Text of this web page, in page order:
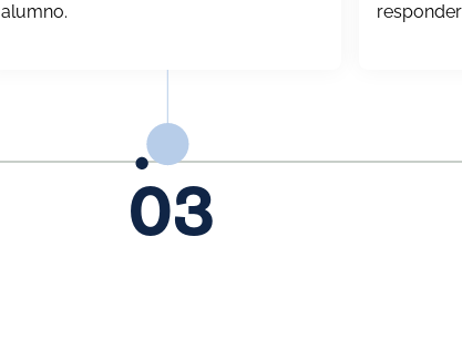
03
alumno.